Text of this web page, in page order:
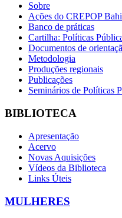
Sobre
Ações do CREPOP
Banco de práticas
Cartilha: Políticas
Documentos de
Metodologia
Produções regionais
Publicações
Seminários de Políticas
BIBLIOTECA
Apresentação
Acervo
Novas Aquisições
Vídeos da Biblioteca
Links Úteis
MULHERES